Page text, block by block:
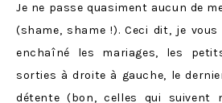
Je ne passe quasiment aucun de
(shame, shame !). Ceci dit, je vous
enchaîné les mariages, les
sorties à droite à gauche, le
détente (bon, celles qui suivent